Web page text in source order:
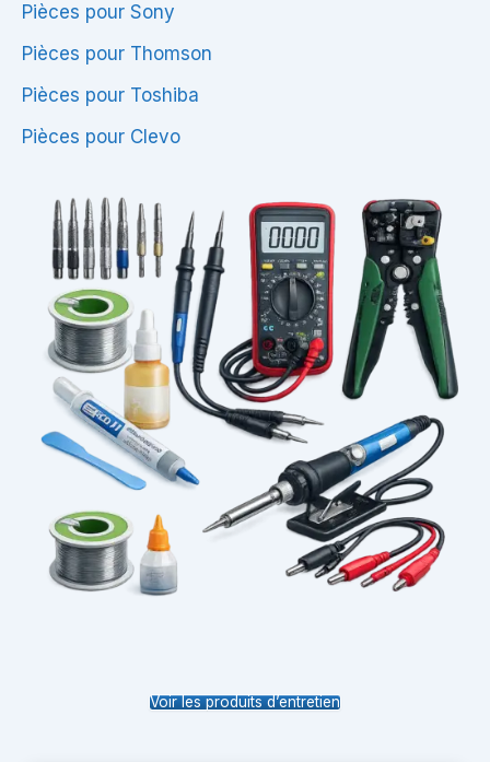
Pièces pour Sony
Pièces pour Thomson
Pièces pour Toshiba
Pièces pour Clevo
Voir les produits d’entretien